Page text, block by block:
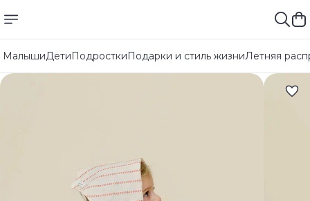
МалышиДетиПодросткиПодарки и стиль жизниЛетняя